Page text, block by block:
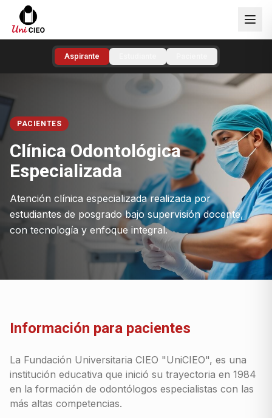
Aspirante
PACIENTES
Clínica Odontológica
Especializada
Atención clínica especializada realizada por
estudiantes de posgrado bajo supervisión docente,
con tecnología y enfoque integral.
Información para pacientes
La Fundación Universitaria CIEO "UniCIEO", es una
institución educativa que inició su trayectoria en 1984
en la formación de odontólogos especialistas con las
más altas competencias.